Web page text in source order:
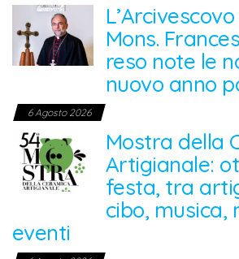
Mons.
reso note le
nuovo anno
6 Agosto 2026
Mostra della
Artigianale:
festa, tra
cibo, musica,
eventi